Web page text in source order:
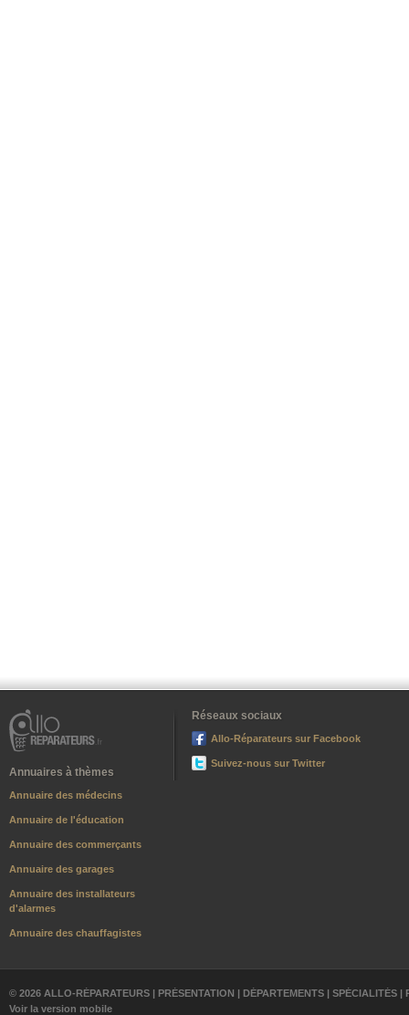
Annuaires à thèmes
Annuaire des médecins
Annuaire de l'éducation
Annuaire des commerçants
Annuaire des garages
Annuaire des installateurs
d'alarmes
Annuaire des chauffagistes
Réseaux sociaux
Allo-Réparateurs sur Facebook
Suivez-nous sur Twitter
© 2026 ALLO-RÉPARATEURS | PRÉSENTATION | DÉPARTEMENTS | SPÉCIALITÉS |
Voir la version mobile